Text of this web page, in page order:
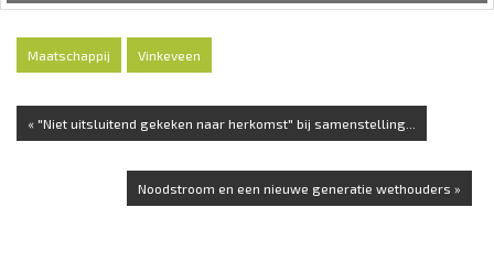
Maatschappij Vinkeveen
« "Niet uitsluitend gekeken naar herkomst" bij samenstelling...
Noodstroom en een nieuwe generatie wethouders »